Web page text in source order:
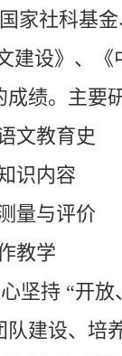
家社科基
建设》、
绩。主要
文教育史
识内容
量与评价
教学
坚持 “开放
队建设、培